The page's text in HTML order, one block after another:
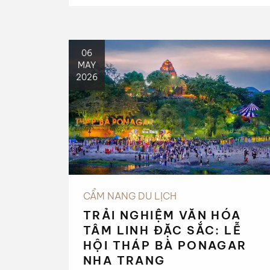
06
MAY
2026
CẨM NANG DU LỊCH
TRẢI NGHIỆM VĂN HÓA
TÂM LINH ĐẶC SẮC: LỄ
HỘI THÁP BÀ PONAGAR
NHA TRANG